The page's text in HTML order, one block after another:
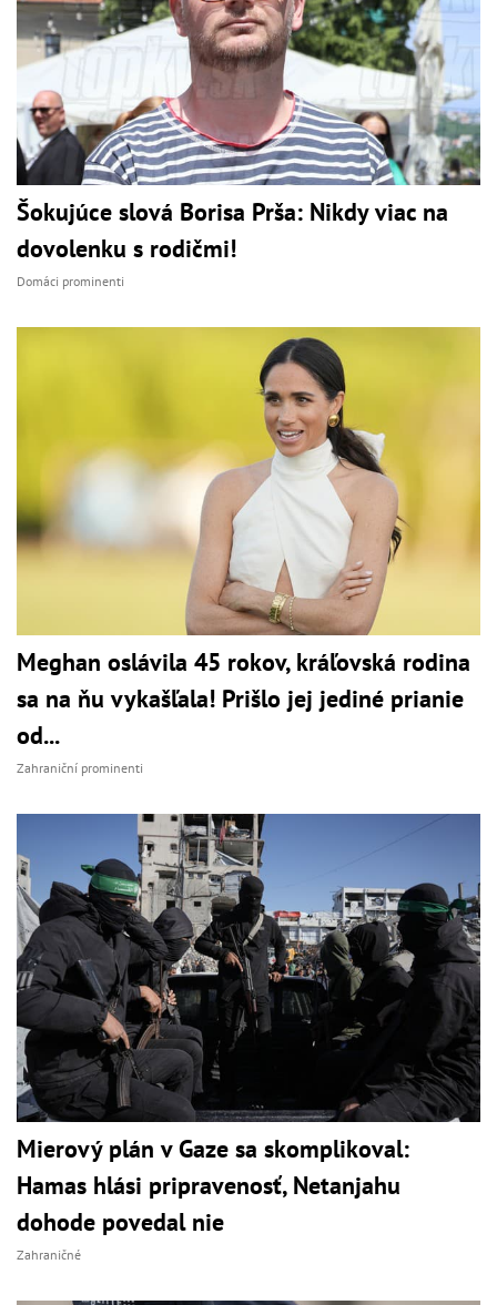
Šokujúce slová Borisa Prša: Nikdy viac na
dovolenku s rodičmi!
Domáci prominenti
Meghan oslávila 45 rokov, kráľovská rodina
sa na ňu vykašľala! Prišlo jej jediné prianie
od...
Zahraniční prominenti
Mierový plán v Gaze sa skomplikoval:
Hamas hlási pripravenosť, Netanjahu
dohode povedal nie
Zahraničné